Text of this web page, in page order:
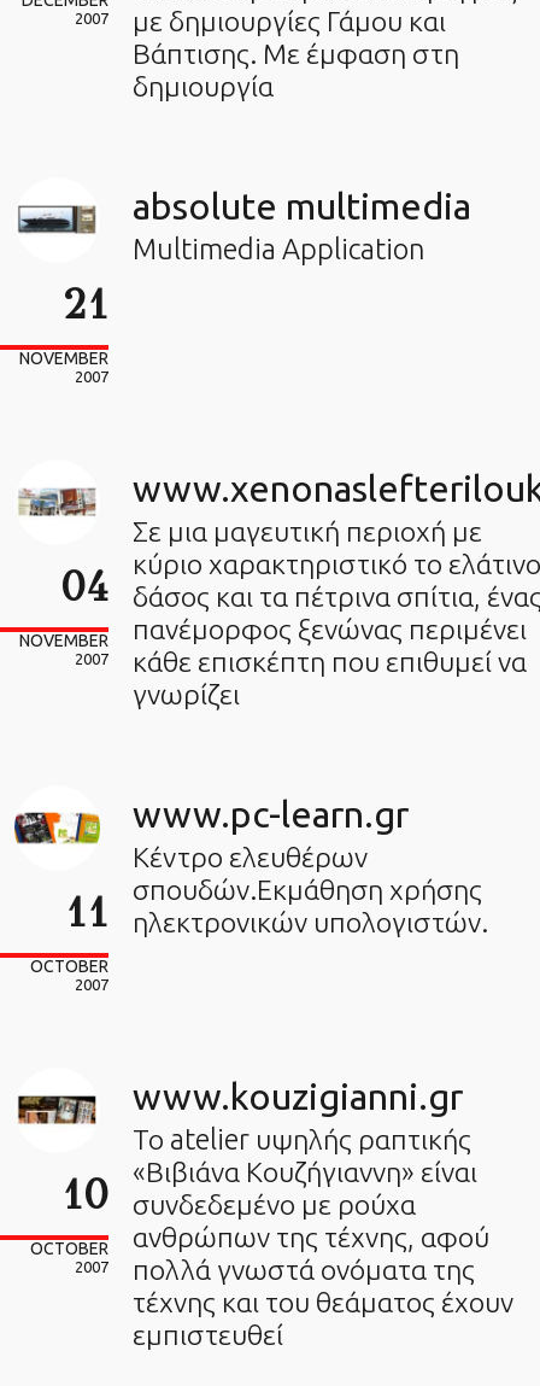
2007
με δημιουργίες Γάμου και
Βάπτισης. Με έμφαση στη
δημιουργία
21
NOVEMBER
2007
absolute multimedia
Multimedia Application
04
NOVEMBER
2007
Σε μια μαγευτική περιοχή με
κύριο χαρακτηριστικό το ελάτινο
δάσος και τα πέτρινα σπίτια,
πανέμορφος ξενώνας περιμένει
κάθε επισκέπτη που επιθυμεί να
γνωρίζει
11
OCTOBER
2007
www.pc-learn.gr
Κέντρο ελευθέρων
σπουδών.Εκμάθηση χρήσης
ηλεκτρονικών υπολογιστών.
10
OCTOBER
2007
www.kouzigianni.gr
Το atelier υψηλής ραπτικής
«Βιβιάνα Κουζήγιαννη» είναι
συνδεδεμένο με ρούχα
ανθρώπων της τέχνης, αφού
πολλά γνωστά ονόματα της
τέχνης και του θεάματος έχουν
εμπιστευθεί